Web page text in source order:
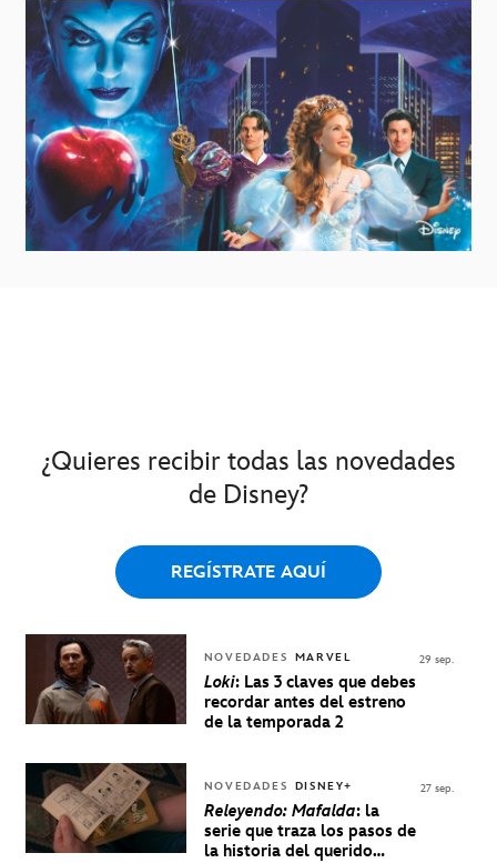
¿Quieres recibir todas las novedades
de Disney?
REGÍSTRATE AQUÍ
NOVEDADES MARVEL
Loki: Las 3 claves que debes
recordar antes del estreno
de la temporada 2
29 sep.
NOVEDADES DISNEY+
Releyendo: Mafalda: la
serie que traza los pasos de
la historia del querido
27 sep.